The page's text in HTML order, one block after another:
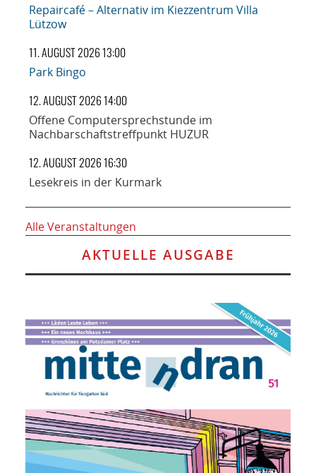
Repaircafé – Alternativ im Kiezzentrum Villa
Lützow
11. AUGUST 2026 13:00
Park Bingo
12. AUGUST 2026 14:00
Offene Computersprechstunde im
Nachbarschaftstreffpunkt HUZUR
12. AUGUST 2026 16:30
Lesekreis in der Kurmark
Alle Veranstaltungen
AKTUELLE AUSGABE